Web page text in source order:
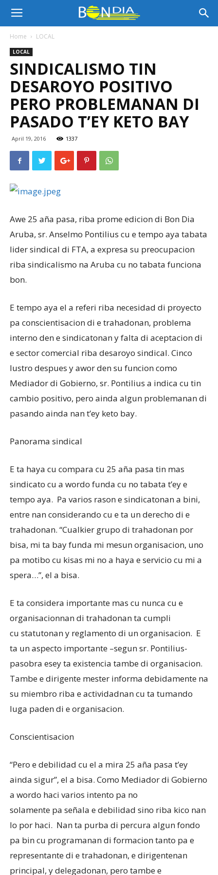
Bon
Dia
Aruba
Aruba
Home LOCAL
LOCAL
SINDICALISMO TIN
DESAROYO POSITIVO
PERO PROBLEMANAN DI
PASADO T’EY KETO BAY
April 19, 2016 1337
Awe 25 aña pasa, riba prome edicion di Bon Dia
Aruba, sr. Anselmo Pontilius cu e tempo aya tabata
lider sindical di FTA, a expresa su preocupacion
riba sindicalismo na Aruba cu no tabata funciona
bon.
E tempo aya el a referi riba necesidad di proyecto
pa conscientisacion di e trahadonan, problema
interno den e sindicatonan y falta di aceptacion di
e sector comercial riba desaroyo sindical. Cinco
lustro despues y awor den su funcion como
Mediador di Gobierno, sr. Pontilius a indica cu tin
cambio positivo, pero ainda algun problemanan di
pasando ainda nan t’ey keto bay.
Panorama sindical
E ta haya cu compara cu 25 aña pasa tin mas
sindicato cu a wordo funda cu no tabata t’ey e
tempo aya. Pa varios rason e sindicatonan a bini,
entre nan considerando cu e ta un derecho di e
trahadonan. “Cualkier grupo di trahadonan por
bisa, mi ta bay funda mi mesun organisacion, uno
pa motibo cu kisas mi no a haya e servicio cu mi a
spera…”, el a bisa.
E ta considera importante mas cu nunca cu e
organisacionnan di trahadonan ta cumpli
cu statutonan y reglamento di un organisacion. E
ta un aspecto importante –segun sr. Pontilius-
pasobra esey ta existencia tambe di organisacion.
Tambe e dirigente mester informa debidamente na
su miembro riba e actividadnan cu ta tumando
luga paden di e organisacion.
Conscientisacion
“Pero e debilidad cu el a mira 25 aña pasa t’ey
ainda sigur”, el a bisa. Como Mediador di Gobierno
a wordo haci varios intento pa no
solamente pa señala e debilidad sino riba kico nan
lo por haci. Nan ta purba di percura algun fondo
pa bin cu programanan di formacion tanto pa e
representante di e trahadonan, e dirigentenan
principal, y delegadonan, pero tambe e